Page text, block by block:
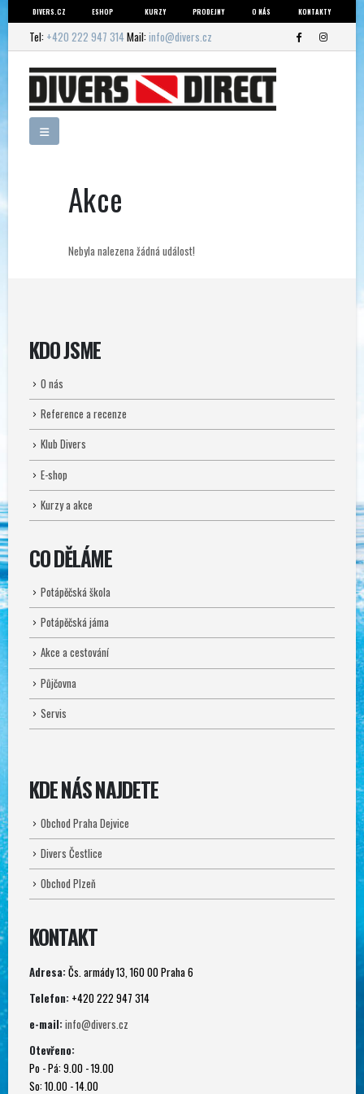
DIVERS.CZ ESHOP KURZY PRODEJNY O NÁS KONTAKTY
Tel: +420 222 947 314Mail:info@divers.cz
Akce
Nebyla nalezena žádná událost!
KDO JSME
O nás
Reference a recenze
Klub Divers
E-shop
Kurzy a akce
CO DĚLÁME
Potápěčská škola
Potápěčská jáma
Akce a cestování
Půjčovna
Servis
KDE NÁS NAJDETE
Obchod Praha Dejvice
Divers Čestlice
Obchod Plzeň
KONTAKT
Adresa: Čs. armády 13, 160 00 Praha 6
Telefon: +420 222 947 314
e-mail: info@divers.cz
Otevřeno:
Po - Pá: 9.00 - 19.00
So: 10.00 - 14.00